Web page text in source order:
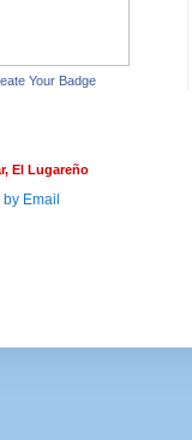
Your Badge
El Lugareño
Email